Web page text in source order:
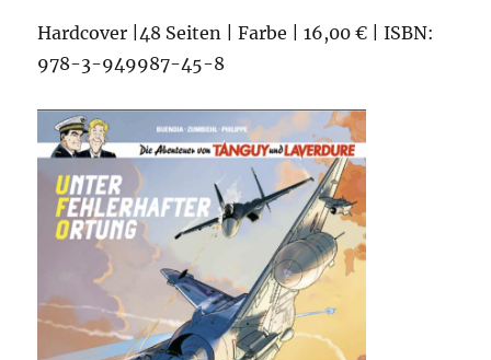
Hardcover |48 Seiten | Farbe | 16,00 € | ISBN:
978-3-949987-45-8